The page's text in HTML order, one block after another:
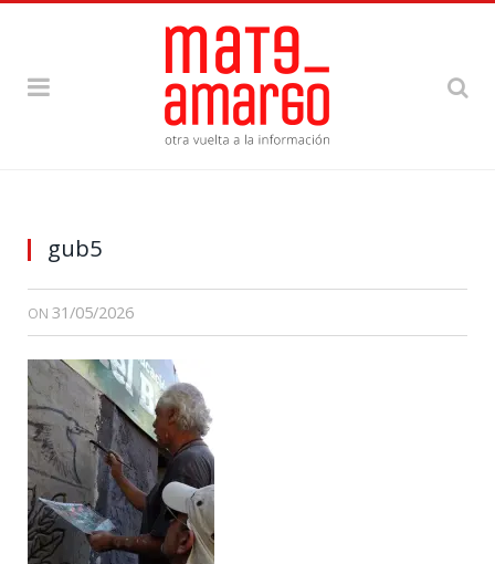
gub5
ON 31/05/2026